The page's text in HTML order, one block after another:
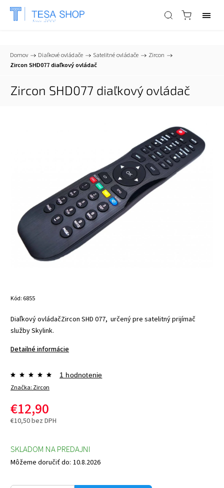
📞+421 903 553 805 info@tesa-systems.sk
Domov / Diaľkové ovládače / Satelitné ovládače / Zircon /
Zircon SHD077 diaľkový ovládač
Zircon SHD077 diaľkový ovládač
Kód: 6855
Diaľkový ovládačZircon SHD 077, určený pre satelitný prijímač
služby Skylink.
Detailné informácie
Značka: Zircon
1 hodnotenie
€12,90
€10,50 bez DPH
SKLADOM NA PREDAJNI
Môžeme doručiť do: 10.8.2026